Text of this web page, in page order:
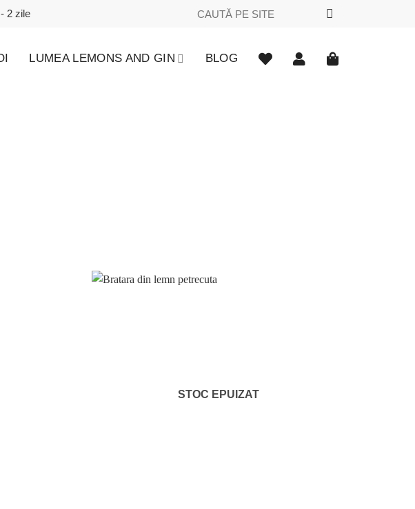
2 zile
Caută
LUMEA LEMONS AND GIN BLOG
STOC EPUIZAT